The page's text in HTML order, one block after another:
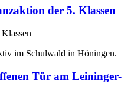
der 5. Klassen
im Schulwald in Höningen.
Tür am Leininger-